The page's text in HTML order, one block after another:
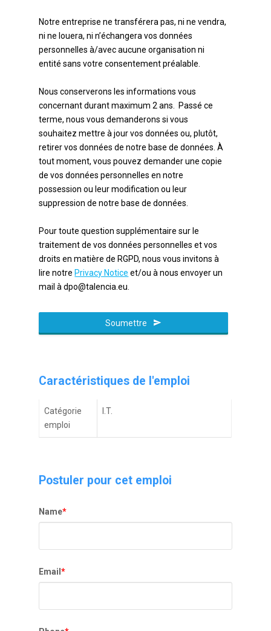
Notre entreprise ne transférera pas, ni ne vendra,
ni ne louera, ni n’échangera vos données
personnelles à/avec aucune organisation ni
entité sans votre consentement préalable.
Nous conserverons les informations vous
concernant durant maximum 2 ans. Passé ce
terme, nous vous demanderons si vous
souhaitez mettre à jour vos données ou, plutôt,
retirer vos données de notre base de données. À
tout moment, vous pouvez demander une copie
de vos données personnelles en notre
possession ou leur modification ou leur
suppression de notre base de données.
Pour toute question supplémentaire sur le
traitement de vos données personnelles et vos
droits en matière de RGPD, nous vous invitons à
lire notre Privacy Notice et/ou à nous envoyer un
mail à dpo@talencia.eu.
Soumettre
Caractéristiques de l'emploi
Catégorie
emploi
I.T.
Postuler pour cet emploi
Name*
Email*